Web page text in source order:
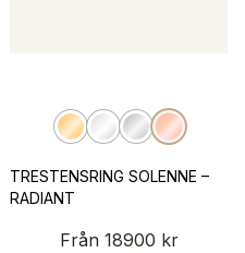
TRESTENSRING SOLENNE –
RADIANT
Från 18900 kr